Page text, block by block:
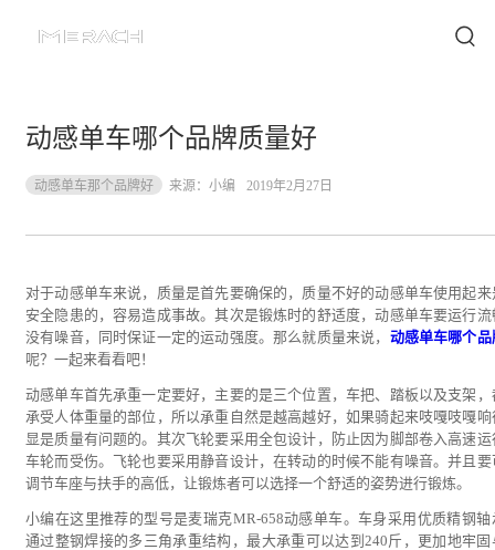
动感单车哪个品牌质量好
动感单车那个品牌好 来源： 小编 2019年2月27日
对于动感单车来说，质量是首先要确保的，质量不好的动感单车使用起来
安全隐患的，容易造成事故。其次是锻炼时的舒适度，动感单车要运行流
没有噪音，同时保证一定的运动强度。那么就质量来说， 动感单车哪个品
呢？一起来看看吧！
动感单车首先承重一定要好，主要的是三个位置，车把、踏板以及支架，
承受人体重量的部位，所以承重自然是越高越好，如果骑起来吱嘎吱嘎响
显是质量有问题的。其次飞轮要采用全包设计，防止因为脚部卷入高速运
车轮而受伤。飞轮也要采用静音设计，在转动的时候不能有噪音。并且要
调节车座与扶手的高低，让锻炼者可以选择一个舒适的姿势进行锻炼。
小编在这里推荐的型号是麦瑞克MR-658动感单车。车身采用优质精钢轴
通过整钢焊接的多三角承重结构，最大承重可以达到240斤，更加地牢固